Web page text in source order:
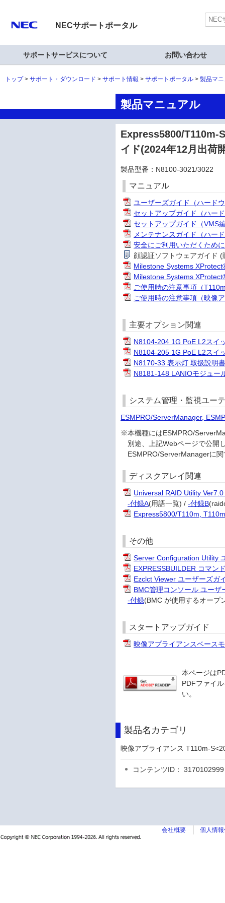
NECサポートポータル
サポートサービスについて お問い合わせ
トップ サポート・ダウンロード サポート情報 サポートポータル 製品マ
製品マニュアル
Express5800/T110m-
イド(2024年12月出荷
製品型番：N8100-3021/3022
マニュアル
ユーザーズガイド（ハード
セットアップガイド（ハー
セットアップガイド（VMS
メンテナンスガイド（ハー
安全にご利用いただくために
顔認証ソフトウェアガイド
Milestone Systems
Milestone Systems
ご使用時の注意事項（
ご使用時の注意事項（映像
主要オプション関連
N8104-204 1G PoE L2スイ
N8104-205 1G PoE L2スイ
N8170-33 表示灯 取扱説明
N8181-148 LANIOモジュー
システム管理・監視ユー
ESMPRO/ServerManager,
※本機種にはESMPRO/
別途、上記Webページで公開
ESMPRO/ServerManagerに関
ディスクアレイ関連
Universal RAID Utility
-付録A(用語一覧) /-付録B
Express5800/T110m,
その他
Server Configuration Utility
EXPRESSBUILDER コマン
Ezclct Viewer ユーザーズガ
BMC管理コンソール ユーザ
-付録(BMC が使用するオープ
スタートアップガイド
映像アプライアンスベース
本ページは
PDFファイ
い。
製品名カテゴリ
映像アプライアンス T110m-
コンテンツID： 3170102999
会社概要 個人情